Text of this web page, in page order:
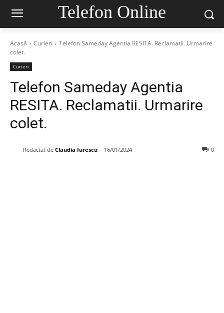
Telefon Online
Acasă Curieri
Telefon Sameday Agentia RESITA. Reclamatii. Urmarire
colet.
Curieri
Telefon Sameday Agentia
RESITA. Reclamatii. Urmarire
colet.
Redactat de Claudia Iurescu 16/01/2024 0